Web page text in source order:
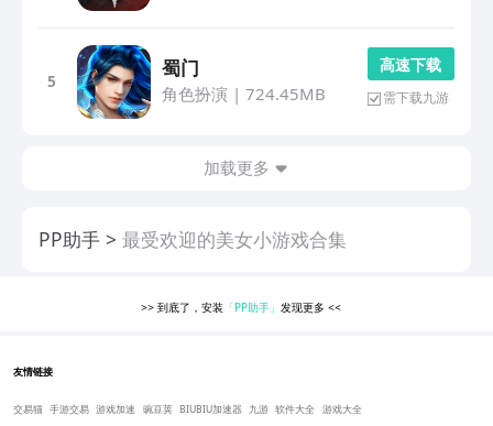
5
蜀门
角色扮演 | 724.45MB
高 速 下 载
需下载九游
加载更多
PP助手 最受欢迎的美女小游戏合集
>> 到底了，安装 「PP助手」 发现更多<<
友情链接
交易猫 手游交易 游戏加速 豌豆荚 BIUBIU加速器 九游 软件大全 游戏大全